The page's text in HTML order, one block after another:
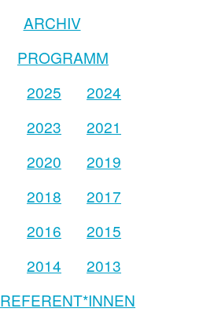
ARCHIV
PROGRAMM
2025
2024
2023
2021
2020
2019
2018
2017
2016
2015
2014
2013
REFERENT*INNEN